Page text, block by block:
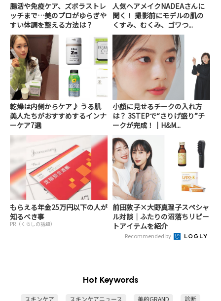
腸活や免疫ケア、ズボラストレ
ッチまで…美のプロがゆらぎや
すい体調を整える方法は？
人気ヘアメイクNADEAさんに
聞く！ 撮影前にモデルの肌の
くすみ、むくみ、ゴワつ...
乾燥は内側からケア♪ うる肌
美人たちがおすすめするインナ
ーケア7選
小顔に見せるチークの入れ方
は？ 3STEPで“さりげ盛り”チ
ークが完成！｜H&M...
もらえる年金25万円以下の人が
知るべき事
PR（くらしの話題）
前田敦子×大野真理子スペシャ
ル対談｜ふたりの沼落ちリピー
トアイテムを紹介
Recommended by
Hot Keywords
スキンケア スキンケアニュース 美的GRAND
診断